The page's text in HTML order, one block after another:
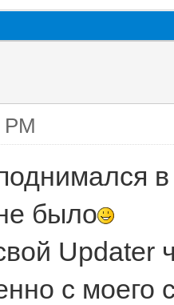
было
Updater
с моего